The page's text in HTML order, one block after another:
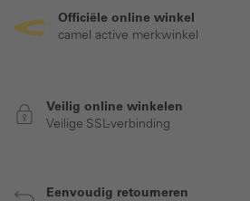
Officiële online winkel
camel active merkwinkel
Veilig online winkelen
Veilige SSL-verbinding
Eenvoudig retourneren